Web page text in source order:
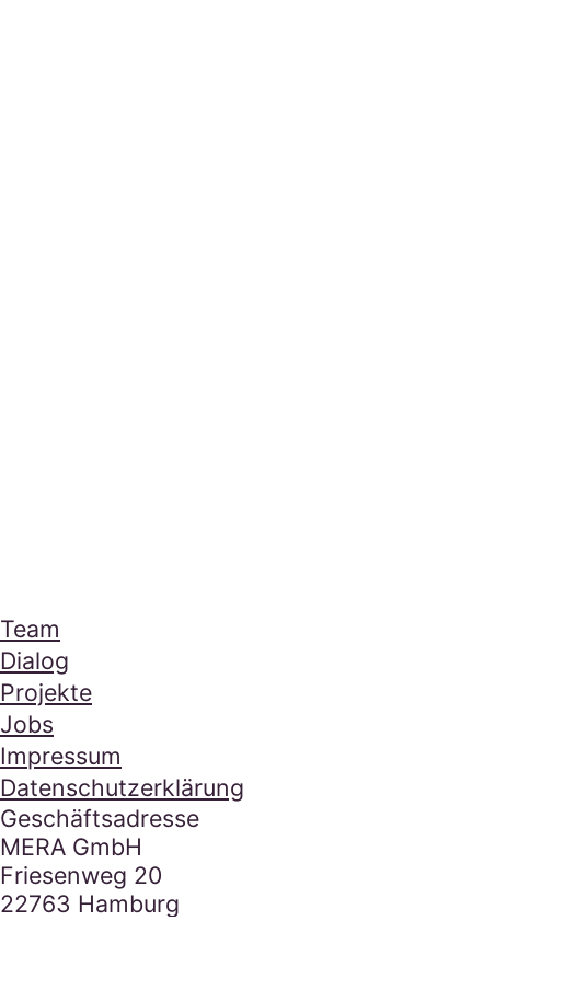
Mera Footer Section
Navigation
Team
Dialog
Projekte
Jobs
Impressum
Datenschutzerklärung
Kontakt
Geschäftsadresse
MERA GmbH
Friesenweg 20
22763 Hamburg